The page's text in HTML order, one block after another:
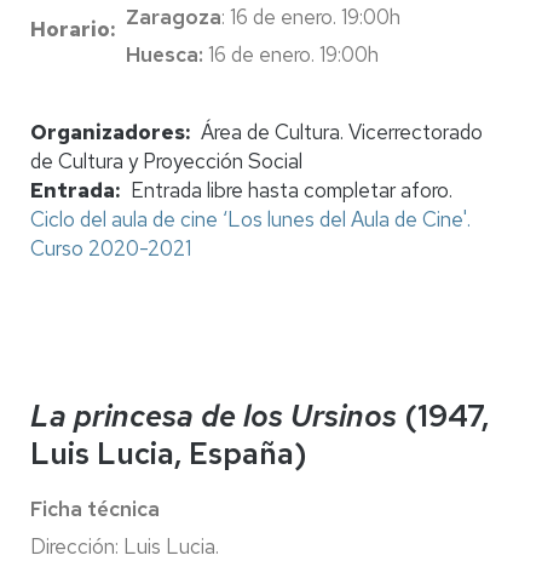
Horario Zaragoza: 16 de enero. 19:00h
Huesca: 16 de enero. 19:00h
Organizadores Área de Cultura. Vicerrectorado
de Cultura y Proyección Social
Entrada
Entrada libre hasta completar aforo.
Ciclo del aula de cine ‘Los lunes del Aula de Cine'.
Curso 2020-2021
La princesa de los Ursinos (1947,
Luis Lucia, España)
Ficha técnica
Dirección: Luis Lucia.